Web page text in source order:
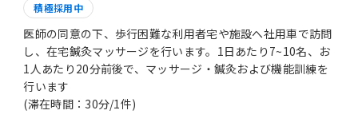
積極採用中
医師の同意の下、歩行困難な利用者宅や施設へ社用車で訪問
し、在宅鍼灸マッサージを行います。1日あたり7~10名、お
1人あたり20分前後で、マッサージ・鍼灸および機能訓練を
行います
(滞在時間：30分/1件)